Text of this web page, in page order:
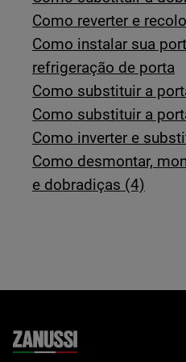
Como reverter e
Como instalar sua
refrigeração de porta
Como substituir a
Como substituir a
Como inverter e
Como desmontar,
e dobradiças (4)